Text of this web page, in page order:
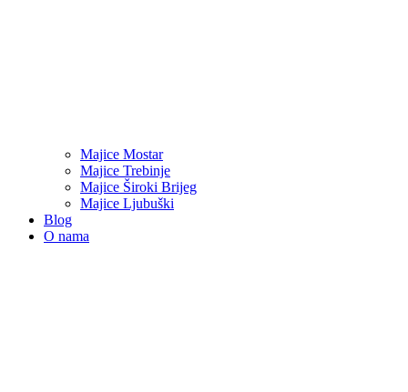
Majice Mostar
Majice Trebinje
Majice Široki Brijeg
Majice Ljubuški
Blog
O nama